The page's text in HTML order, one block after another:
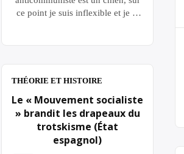
ce point je suis inflexible et je le
évident, plus oppressant et plus
possède un minimum de
sensibilité sociopolitique en
ressent déjà depuis longtemps […]
THÉORIE ET HISTOIRE
Le « Mouvement socialiste
» brandit les drapeaux du
trotskisme (État
espagnol)